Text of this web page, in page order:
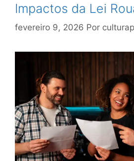
Impactos da Lei
fevereiro 9, 2026 Por